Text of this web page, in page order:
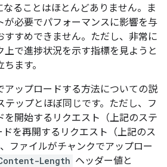
なることはほとんどありません。ま
が必要でパフォーマンスに影響を与
すすめできません。ただし、非常に
上で進捗状況を示す指標を見ようと
ます。
アップロードする方法についての説
テップとほぼ同じです。ただし、フ
を開始するリクエスト（上記のステ
を再開するリクエスト（上記のス
ファイルがチャンクでアップロー
Length ヘッダー値と